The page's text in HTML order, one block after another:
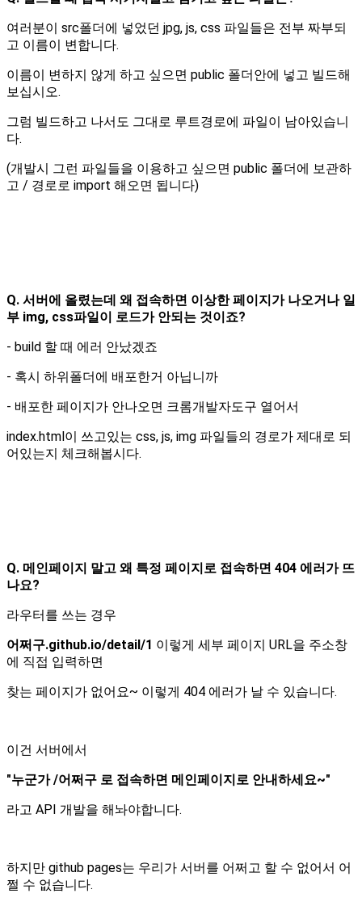
여러분이 src폴더에 넣었던 jpg, js, css 파일들은 전부 짜부되
고 이름이 변합니다.
이름이 변하지 않게 하고 싶으면 public 폴더안에 넣고 빌드해
보십시오.
그럼 빌드하고 나서도 그대로 루트경로에 파일이 남아있습니
다.
(개발시 그런 파일들을 이용하고 싶으면 public 폴더에 보관하
고 / 경로로 import 해오면 됩니다)
Q. 서버에 올렸는데 왜 접속하면 이상한 페이지가 나오거나 일
부 img, css파일이 로드가 안되는 것이죠?
- build 할 때 에러 안났겠죠
- 혹시 하위폴더에 배포한거 아닙니까
- 배포한 페이지가 안나오면 크롬개발자도구 열어서
index.html이 쓰고있는 css, js, img 파일들의 경로가 제대로 되
어있는지 체크해봅시다.
Q. 메인페이지 말고 왜 특정 페이지로 접속하면 404 에러가 뜨
나요?
라우터를 쓰는 경우
어쩌구.github.io/detail/1 이렇게 세부 페이지 URL을 주소창
에 직접 입력하면
찾는 페이지가 없어요~ 이렇게 404 에러가 날 수 있습니다.
이건 서버에서
"누군가 /어쩌구 로 접속하면 메인페이지로 안내하세요~"
라고 API 개발을 해놔야합니다.
하지만 github pages는 우리가 서버를 어쩌고 할 수 없어서 어
쩔 수 없습니다.